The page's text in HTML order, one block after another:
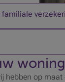
familiale
op